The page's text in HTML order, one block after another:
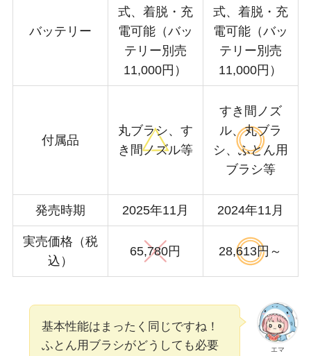
バッテリー
式、着脱・充
電可能（バッ
テリー別売
11,000円）
式、着脱・充
電可能（バッ
テリー別売
11,000円）
付属品
丸ブラシ、す
き間ノズル等
すき間ノズ
ル、丸ブラ
シ、ふとん用
ブラシ等
発売時期 2025年11月 2024年11月
実売価格（税
込）
65,780円 28,613円～
エマ
基本性能はまったく同じですね！
ふとん用ブラシがどうしても必要